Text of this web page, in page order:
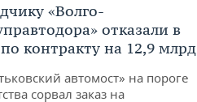
«Волго-
отказали в
контракту на 12,9 млрд
автомост» на пороге
сорвал заказ на